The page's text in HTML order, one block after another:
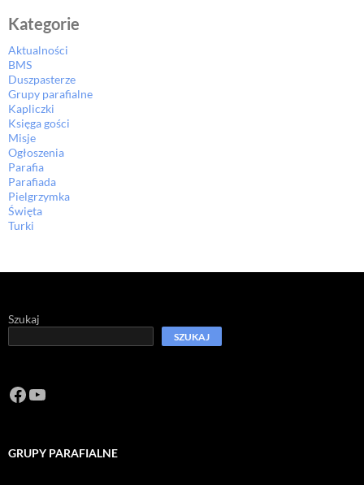
Kategorie
Aktualności
BMS
Duszpasterze
Grupy parafialne
Kapliczki
Księga gości
Misje
Ogłoszenia
Parafia
Parafiada
Pielgrzymka
Święta
Turki
Szukaj
SZUKAJ
Facebook
https://www.youtube.com/channel/
GRUPY PARAFIALNE